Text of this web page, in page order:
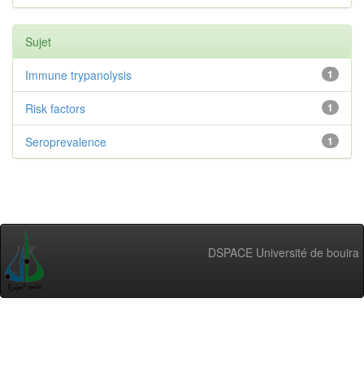
Sujet
1
Immune trypanolysis
1
Risk factors
1
Seroprevalence
DSPACE Université de bouira